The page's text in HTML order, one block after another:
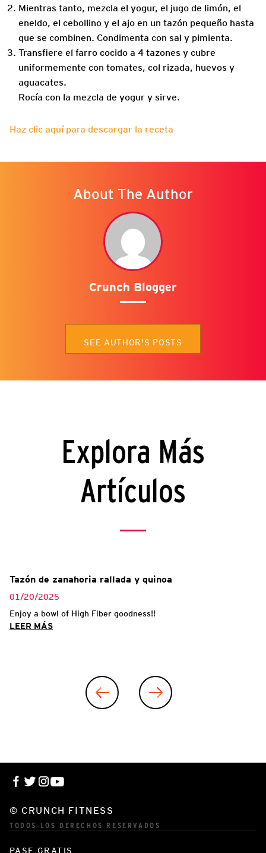
Mientras tanto, mezcla el yogur, el jugo de limón, el
eneldo, el cebollino y el ajo en un tazón pequeño hasta
que se combinen. Condimenta con sal y pimienta.
Transfiere el farro cocido a 4 tazones y cubre
uniformemente con tomates, col rizada, huevos y
aguacates.
Rocía con la mezcla de yogur y sirve.
Haz clic aquí para descargar la receta
About The Author
Crunch Blogger
SEE AUTHOR'S POSTS
Explora Más
Artículos
Tazón de zanahoria rallada y quinoa
01/20/2025
Enjoy a bowl of High Fiber goodness!!
LEER MÁS
© CRUNCH FITNESS
TODOS LOS DERECHOS RESERVADOS
PASE GRATIS